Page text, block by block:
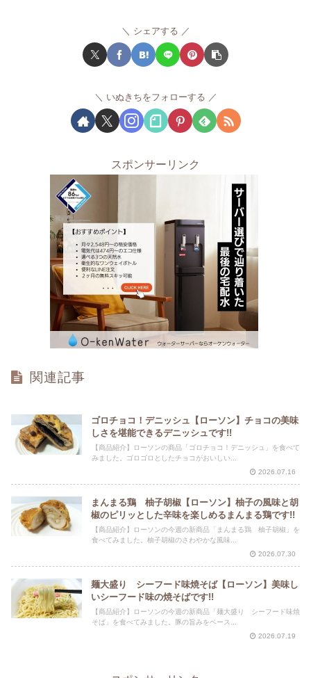
シェアする
いぬきちをフォローする
スポンサーリンク
関連記事
ゴロチョコ！デニッシュ【ローソン】チョコの美味
しさを堪能できるデニッシュです!!
【商品紹介】ローソンの商品「ゴロチョコ！デニッシュ」を食べて
みました。ゴロゴロとしたチョコがおいしい...
2026.07.16
まんまる鶏 柚子胡椒【ローソン】柚子の風味と胡
椒のピリッとした辛味を楽しめるまんまる鶏です!!
【商品紹介】ローソンの今週の新商品「まんまる鶏 柚子胡椒」を
食べてみました。柚子胡椒のさわやかな風味...
2026.07.30
麺大盛り シーフード味焼そば【ローソン】美味し
いシーフード味の焼そばです!!
【商品紹介】ローソンの今週の新商品「麺大盛り シーフード味焼
そば」を食べてみました。豚の旨みをベース...
2026.07.19